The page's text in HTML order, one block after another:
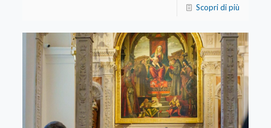
Scopri di più